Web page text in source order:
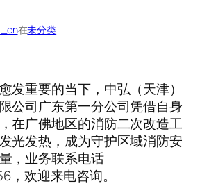
在未分类
发重要的当下，中弘（天津）
公司广东第一分公司凭借自身
在广佛地区的消防二次改造工
光发热，成为守护区域消防安
，业务联系电话
，欢迎来电咨询。